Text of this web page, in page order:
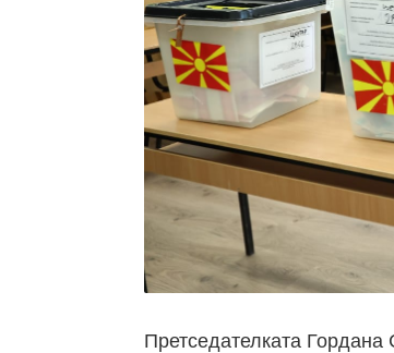
Претседателката